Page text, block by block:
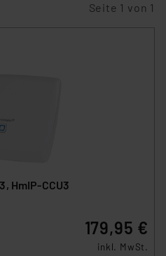
Seite 1 von 1
HmIP-CCU3
179,95 €
inkl. MwSt.